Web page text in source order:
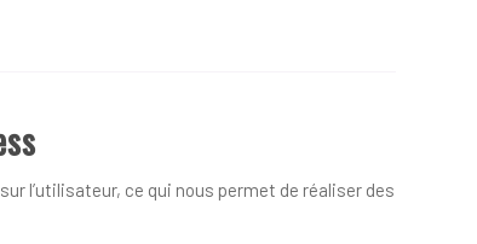
l’utilisateur, ce qui nous permet de réaliser des